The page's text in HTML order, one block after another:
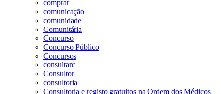
comprar
comunicação
comunidade
Comunitária
Concurso
Concurso Público
Concursos
consultant
Consultor
consultoria
Consultoria e registo gratuitos na Ordem dos Médicos